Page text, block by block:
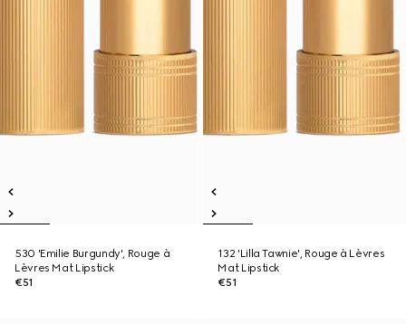
530 'Emilie Burgundy', Rouge à
Lèvres Mat Lipstick
€51
132 'Lilla Tawnie', Rouge à Lèvres
Mat Lipstick
€51